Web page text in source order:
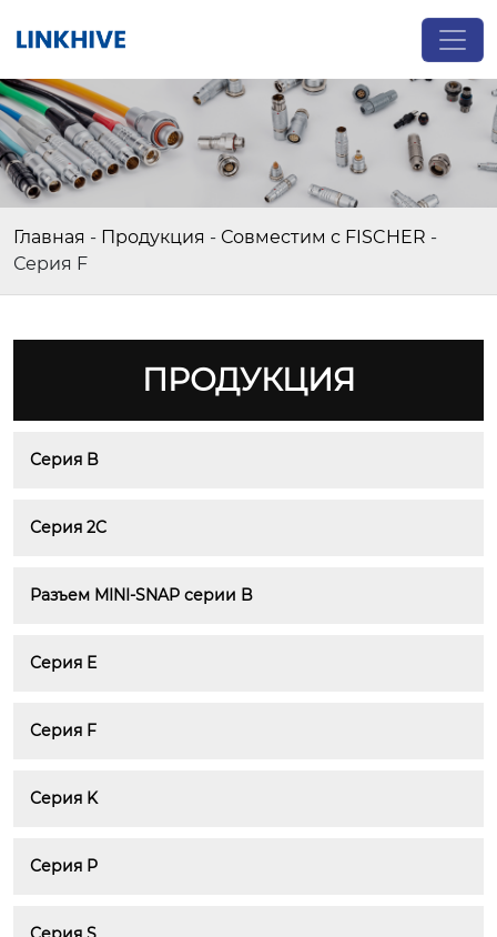
Главная - Продукция - Совместим с FISCHER -
Серия F
ПРОДУКЦИЯ
Серия B
Серия 2C
Разъем MINI-SNAP серии B
Серия E
Серия F
Серия K
Серия P